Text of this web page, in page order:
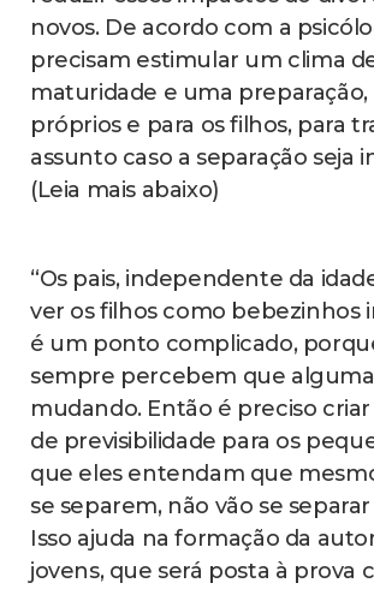
novos. De acordo com a
precisam estimular um clima
maturidade e uma preparação,
próprios e para os filhos, para
assunto caso a separação seja
(Leia mais abaixo)
“Os pais, independente da
ver os filhos como bebezinhos
é um ponto complicado,
sempre percebem que alguma
mudando. Então é preciso
de previsibilidade para os
que eles entendam que
se separem, não vão se
Isso ajuda na formação da
jovens, que será posta à prova